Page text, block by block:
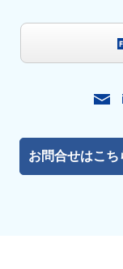
お問合せはこち